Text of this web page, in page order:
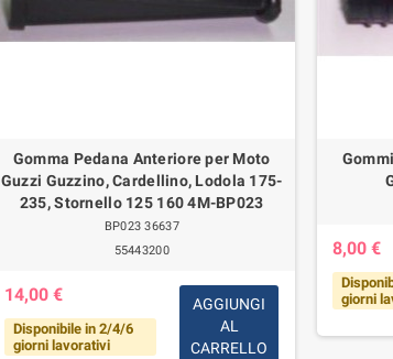
Gomma Pedana Anteriore per Moto
Guzzi Guzzino, Cardellino, Lodola 175-
235, Stornello 125 160 4M-BP023
BP023 36637
55443200
14,00 €
Disponibile in 2/4/6
giorni lavorativi
AGGIUNGI
AL
CARRELLO
8,00 €
giorni